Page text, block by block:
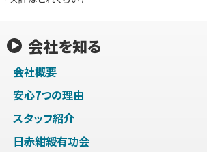
会社を知る
会社概要
安心7つの理由
スタッフ紹介
日赤紺綬有功会